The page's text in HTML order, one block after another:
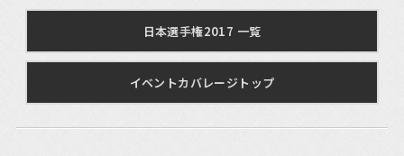
日本選手権2017 一覧
イベントカバレージトップ